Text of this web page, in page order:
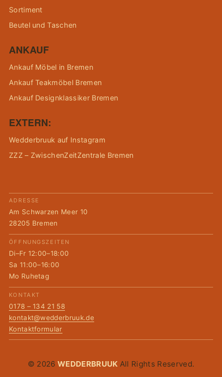
Sortiment
Beutel und Taschen
ANKAUF
Ankauf Möbel in Bremen
Ankauf Teakmöbel Bremen
Ankauf Designklassiker Bremen
EXTERN:
Wedderbruuk auf Instagram
ZZZ – ZwischenZeitZentrale Bremen
ADRESSE
Am Schwarzen Meer 10
28205 Bremen
ÖFFNUNGSZEITEN
Di–Fr 12:00–18:00
Sa 11:00–16:00
Mo Ruhetag
KONTAKT
0178 – 134 21 58
kontakt@wedderbruuk.de
Kontaktformular
© 2026 WEDDERBRUUK All Rights Reserved.